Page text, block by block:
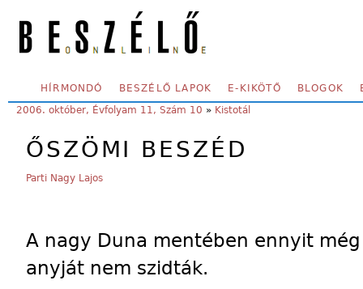
SECONDARY MENU
HÍRMONDÓ BESZÉLŐ LAPOK E-KIKÖTŐ BLOGOK
YOU ARE HERE:
2006. október, Évfolyam 11, Szám 10 » Kistotál
ŐSZÖMI BESZÉD
Parti Nagy Lajos
A nagy Duna mentében ennyit
anyját nem szidták.